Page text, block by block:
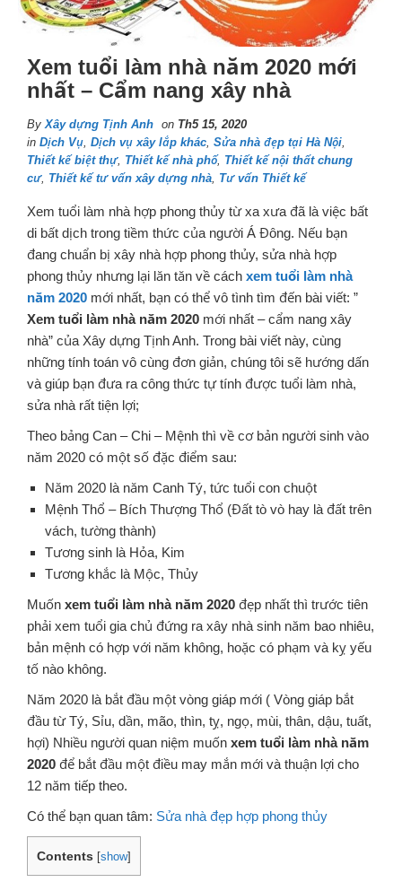
Xem tuổi làm nhà năm 2020 mới
nhất – Cẩm nang xây nhà
By Xây dựng Tịnh Anh on Th5 15, 2020
in Dịch Vụ Dịch vụ xây lắp khác Sửa nhà đẹp tại Hà Nội
Thiết kế biệt thự, Thiết kế nhà phố, Thiết kế nội thất chung
cư, Thiết kế tư vấn xây dựng nhà Tư vấn Thiết kế
Xem tuổi làm nhà hợp phong thủy từ xa xưa đã là việc bất
di bất dịch trong tiềm thức của người Á Đông. Nếu bạn
đang chuẩn bị xây nhà hợp phong thủy, sửa nhà hợp
phong thủy nhưng lại lăn tăn về cách xem tuổi làm nhà
năm 2020 mới nhất, bạn có thể vô tình tìm đến bài viết: ”
Xem tuổi làm nhà năm 2020 mới nhất – cẩm nang xây
nhà” của Xây dựng Tịnh Anh. Trong bài viết này, cùng
những tính toán vô cùng đơn giản, chúng tôi sẽ hướng dấn
và giúp bạn đưa ra công thức tự tính được tuổi làm nhà,
sửa nhà rất tiện lợi;
Theo bảng Can – Chi – Mệnh thì về cơ bản người sinh vào
năm 2020 có một số đặc điểm sau:
Năm 2020 là năm Canh Tý, tức tuổi con chuột
Mệnh Thổ – Bích Thượng Thổ (Đất tò vò hay là đất trên
vách, tường thành)
Tương sinh là Hỏa, Kim
Tương khắc là Mộc, Thủy
Muốn xem tuổi làm nhà năm 2020 đẹp nhất thì trước tiên
phải xem tuổi gia chủ đứng ra xây nhà sinh năm bao nhiêu,
bản mệnh có hợp với năm không, hoặc có phạm và kỵ yếu
tố nào không.
Năm 2020 là bắt đầu một vòng giáp mới ( Vòng giáp bắt
đầu từ Tý, Sỉu, dần, mão, thìn, tỵ, ngọ, mùi, thân, dậu, tuất,
hợi) Nhiều người quan niệm muốn xem tuổi làm nhà năm
2020 để bắt đầu một điều may mắn mới và thuận lợi cho
12 năm tiếp theo.
Có thể bạn quan tâm: Sửa nhà đẹp hợp phong thủy
Contents [show]